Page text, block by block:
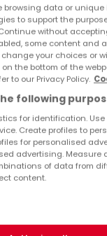
et un grand
Ref atHome
Ref Agency
data or unique
to support the
without
some content and
your choices or
the bottom of the
to our Privacy Policy.
following
for identification.
Create profiles to
for personalised
advertising. Measure
of data from
content.